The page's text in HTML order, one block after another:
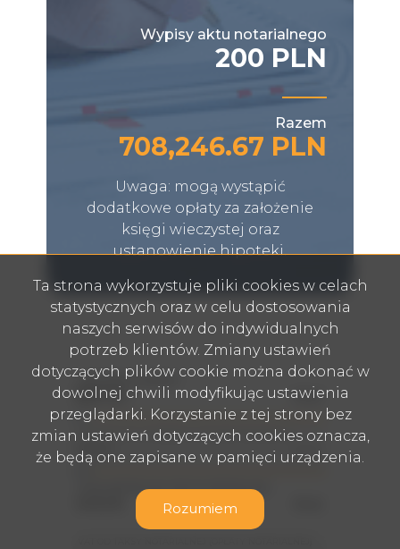
Wypisy aktu notarialnego
200 PLN
Razem
708,246.67 PLN
Uwaga: mogą wystąpić
dodatkowe opłaty za założenie
księgi wieczystej oraz
ustanowienie hipoteki.
CENA NIERUCHOMOŚCI
PLN
PODATEK OD CZYNNOŚCI CYWILNO-PRAWNYCH
PLN
TAKSA NOTARIALNA (OPŁATA NOTARIALNA)
Ta strona wykorzystuje pliki cookies w celach
statystycznych oraz w celu dostosowania
naszych serwisów do indywidualnych
potrzeb klientów. Zmiany ustawień
dotyczących plików cookie można dokonać w
dowolnej chwili modyfikując ustawienia
przeglądarki. Korzystanie z tej strony bez
zmian ustawień dotyczących cookies oznacza,
że będą one zapisane w pamięci urządzenia.
Rozumiem